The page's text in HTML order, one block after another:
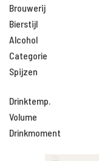
Brouwerij
Bierstijl
Alcohol
Categorie
Spijzen
Drinktemp.
Volume
Drinkmoment